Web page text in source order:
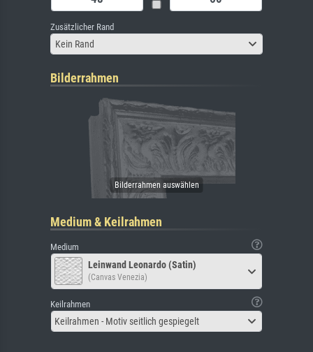
Zusätzlicher Rand
Kein Rand
Bilderrahmen
Medium & Keilrahmen
Medium
Leinwand Leonardo (Satin)
(Canvas Venezia)
Keilrahmen
Keilrahmen - Motiv seitlich gespiegelt